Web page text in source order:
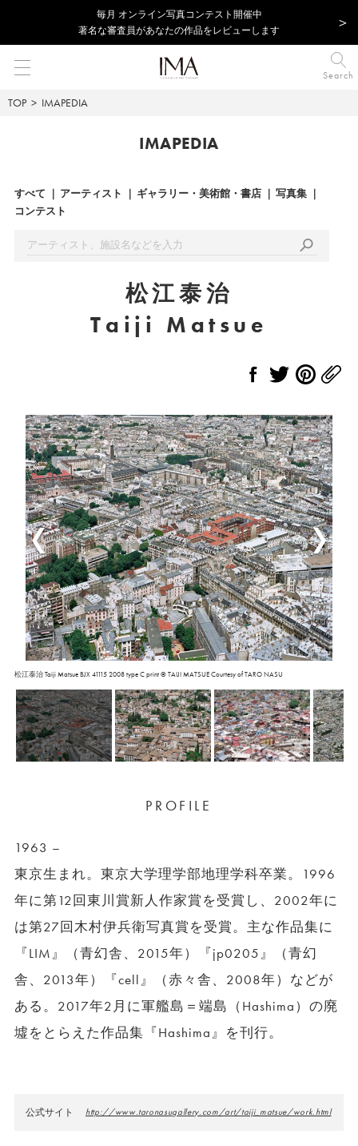
毎⽉ オンライン写真コンテスト開催中
著名な審査員があなたの作品をレビューします
Search
TOP IMAPEDIA
IMAPEDIA
すべて アーティスト ギャラリー・美術館・書店
写真集
コンテスト
松江泰治
Taiji Matsue
松江泰治 Taiji Matsue BJX 41115 2008 type C print © TAIJI MATSUE Courtesy of TARO NASU
PROFILE
1963 –
東京生まれ。東京大学理学部地理学科卒業。1996
年に第12回東川賞新人作家賞を受賞し、2002年に
は第27回木村伊兵衛写真賞を受賞。主な作品集に
『LIM』（青幻舎、2015年）『jp0205』（青幻
舎、2013年）『cell』（赤々舎、2008年）などが
ある。2017年2月に軍艦島＝端島（Hashima）の廃
墟をとらえた作品集『Hashima』を刊行。
公式サイト http://www.taronasugallery.com/art/taiji_matsue/work.html